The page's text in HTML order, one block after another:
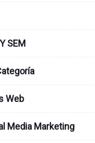
SEM
Web
Media Marketing